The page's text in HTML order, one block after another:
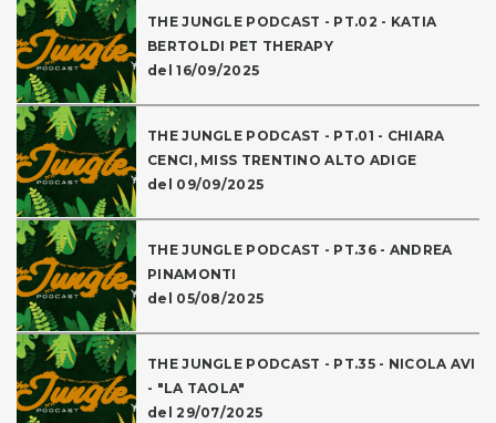
THE JUNGLE PODCAST - PT.02 - KATIA
BERTOLDI PET THERAPY
del 16/09/2025
THE JUNGLE PODCAST - PT.01 - CHIARA
CENCI, MISS TRENTINO ALTO ADIGE
del 09/09/2025
THE JUNGLE PODCAST - PT.36 - ANDREA
PINAMONTI
del 05/08/2025
THE JUNGLE PODCAST - PT.35 - NICOLA AVI
- "LA TAOLA"
del 29/07/2025